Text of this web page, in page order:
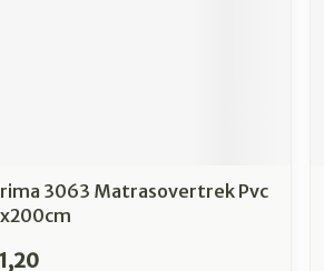
3063 Matrasovertrek Pvc